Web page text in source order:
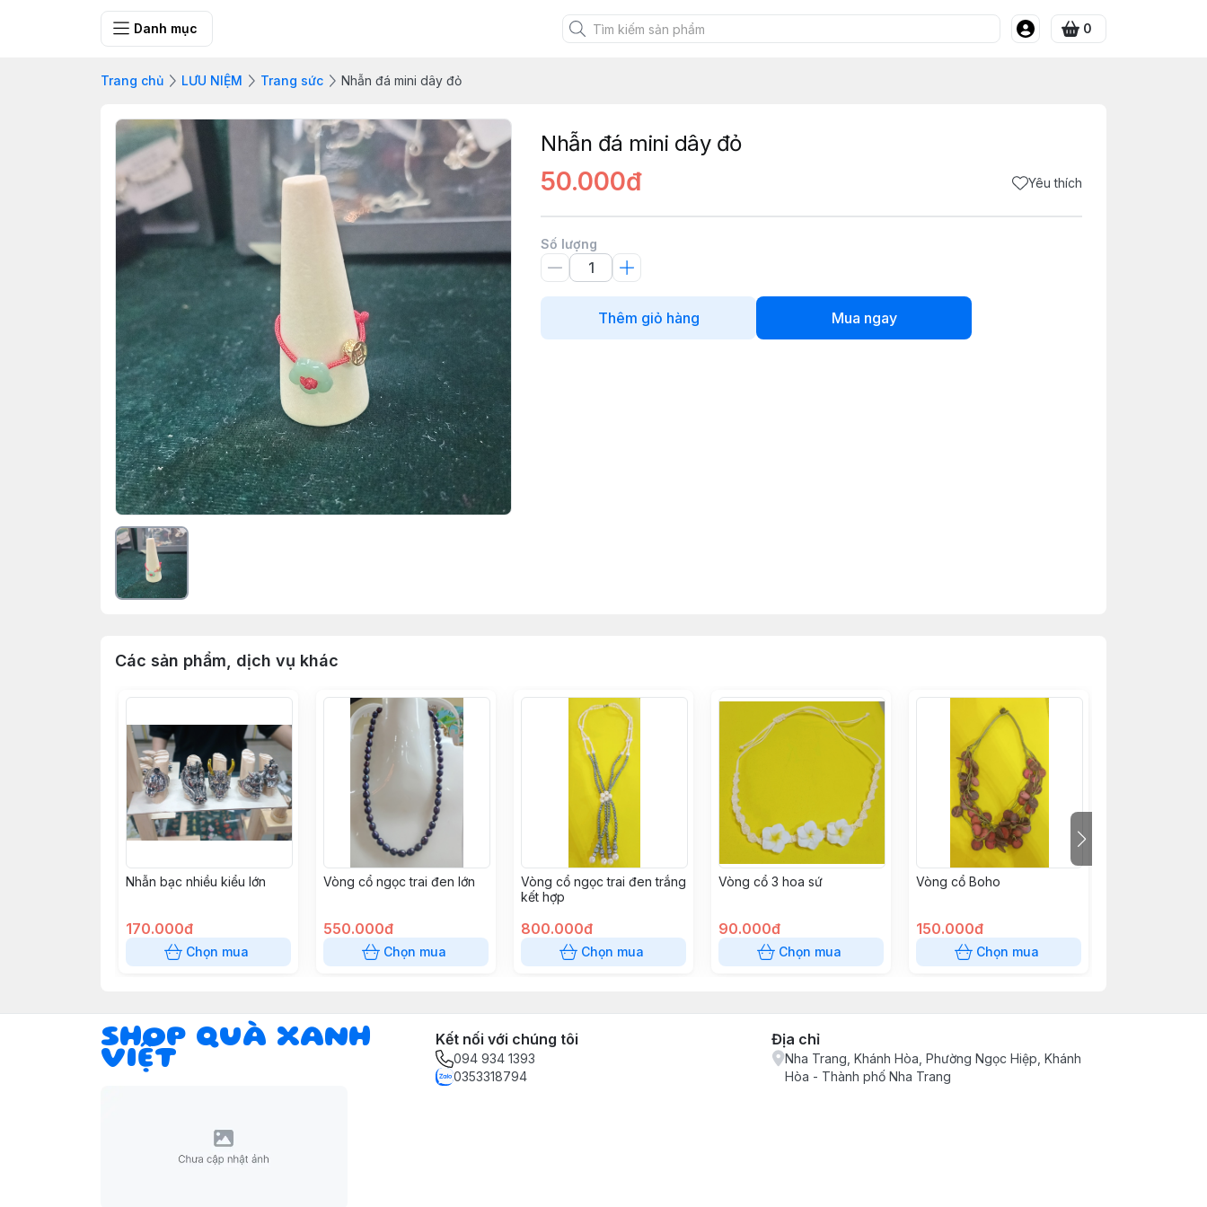
Danh mục 0
Trang chủ LƯU NIỆM Trang sức Nhẫn đá mini dây đỏ
Nhẫn đá mini dây đỏ
50.000đ Yêu thích
Số lượng
Thêm giỏ hàng Mua ngay
Các sản phẩm, dịch vụ khác
Nhẫn bạc nhiều kiểu lớn
170.000đ
Chọn mua
Vòng cổ ngọc trai đen lớn
550.000đ
Chọn mua
Vòng cổ ngọc trai đen trắng
kết hợp
800.000đ
Chọn mua
Vòng cổ 3 hoa sứ
90.000đ
Chọn mua
Vòng cổ Boho
150.000đ
Chọn mua
SHOP QUÀ XANH
VIỆT
Kết nối với chúng tôi
094 934 1393
0353318794
Địa chỉ
Nha Trang, Khánh Hòa, Phường Ngọc Hiệp, Khánh
Hòa - Thành phố Nha Trang